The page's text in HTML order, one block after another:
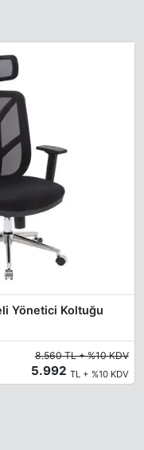
Yönetici Koltuğu
8.560 TL + %10 KDV
5.992 TL + %10 KDV